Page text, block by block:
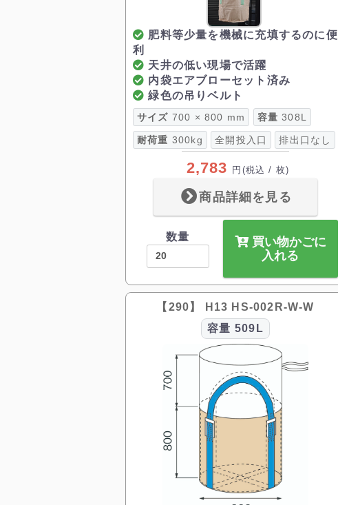
肥料等少量を機械に充填するのに便
利
天井の低い現場で活躍
内袋エアブローセット済み
緑色の吊りベルト
サイズ 700 × 800 mm 容量 308L
耐荷重 300kg 全開投入口 排出口なし
2,783 円 (税込 / 枚)
商品詳細を見る
数量
買い物かごに
入れる
【290】 H13 HS-002R-W-W
容量 509L